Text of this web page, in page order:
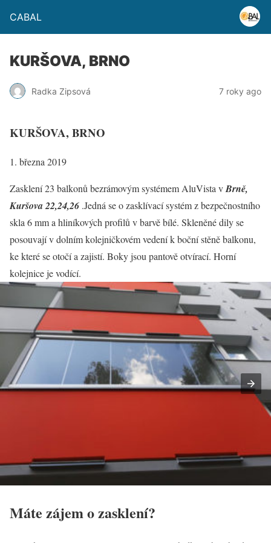
CABAL
KURŠOVA, BRNO
Radka Zipsová 7 roky ago
KURŠOVA, BRNO
1. března 2019
Zasklení 23 balkonů bezrámovým systémem AluVista vBrně,
Kuršova 22,24,26 .Jedná se o zasklívací systém z bezpečnostního
skla 6 mm a hliníkových profilů v barvě bílé. Skleněné dily se
posouvají v dolním kolejničkovém vedení k boční stěně balkonu,
ke které se otočí a zajistí. Boky jsou pantově otvírací. Horní
kolejnice je vodící.
Máte zájem o zasklení?